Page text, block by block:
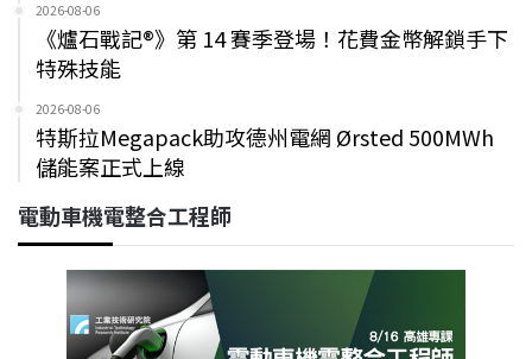
2026-08-06
《爐石戰記®》第 14 賽季登場！花費金幣解鎖手下
特殊技能
2026-08-06
特斯拉Megapack助攻德州電網 Ørsted 500MWh
儲能案正式上線
電動車機電整合工程師